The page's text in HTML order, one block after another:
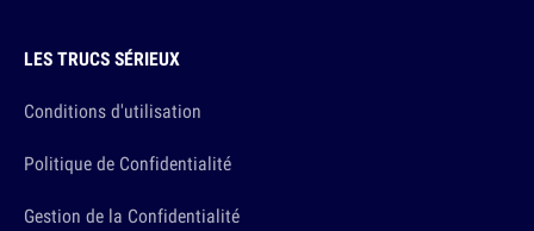
LES TRUCS SÉRIEUX
Conditions d'utilisation
Politique de Confidentialité
Gestion de la Confidentialité